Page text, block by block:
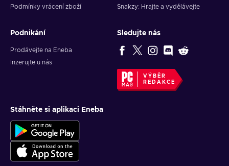
Podmínky vrácení zboží
Snakzy: Hrajte a vydělávejte
Podnikání
Prodávejte na Eneba
Inzerujte u nás
Sledujte nás
VÝBĚR
REDAKCE
Stáhněte si aplikaci Eneba